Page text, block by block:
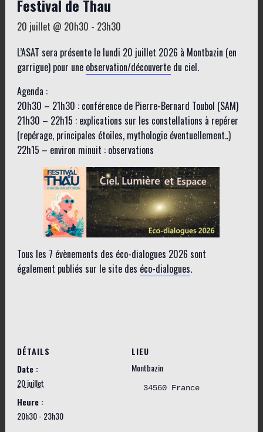
Festival de Thau
20 juillet @ 20h30 - 23h30
L’ASAT sera présente le lundi 20 juillet 2026 à Montbazin (en
garrigue) pour une observation/découvertedu ciel.
Agenda :
20h30 – 21h30 : conférence de Pierre-Bernard Toubol (SAM)
21h30 – 22h15 : explications sur les constellations à repérer
(repérage, principales étoiles, mythologie éventuellement..)
22h15 – environ minuit : observations
Tous les 7 évènements des éco-dialogues 2026 sont
également publiés sur le site des éco-dialogues.
DÉTAILS
Date :
20 juillet
Heure :
20h30 - 23h30
LIEU
Montbazin
34560 France